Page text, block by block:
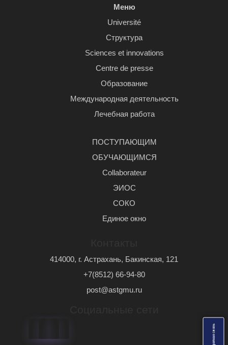
О
б
р
а
т
н
а
я
с
в
я
з
ь
Меню
Université
Структура
Sciences et innovations
Centre de presse
Образование
Международная деятельность
Лечебная работа
ПОСТУПАЮЩИМ
ОБУЧАЮЩИМСЯ
Сollaborateur
ЭИОС
СОКО
Единое окно
414000, г. Астрахань, Бакинская, 121
+7(8512) 66-94-80
post@astgmu.ru